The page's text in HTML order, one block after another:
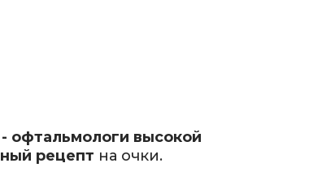
офтальмологи высокой
рецепт на очки.